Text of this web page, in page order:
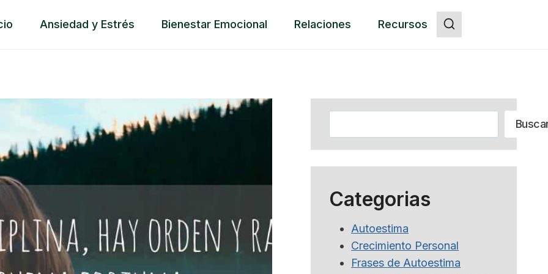
Ansiedad y Estrés Bienestar Emocional Relaciones Recursos
Categorias
Autoestima
Crecimiento Personal
Frases de Autoestima